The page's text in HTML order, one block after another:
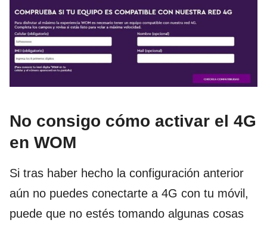
No consigo cómo activar el 4G
en WOM
Si tras haber hecho la configuración anterior
aún no puedes conectarte a 4G con tu móvil,
puede que no estés tomando algunas cosas